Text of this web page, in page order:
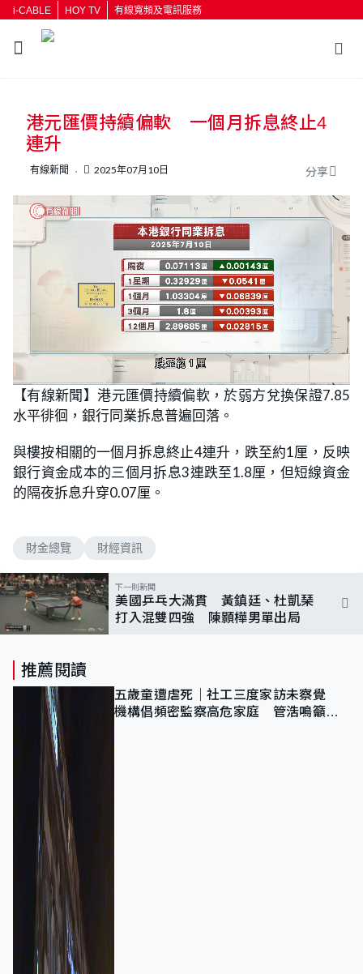
i-CABLE HOY TV 有線寬頻及電訊服務
港元匯價持續偏軟 一個月拆息終止4
連升
有線新聞 2025年07月10日 分享
n
m
o
a
d
e
d
0
0
.
0
【有線新聞】港元匯價持續偏軟，於弱方兌換保證7.85
水平徘徊，銀行同業拆息普遍回落。
與樓按相關的一個月拆息終止4連升，跌至約1厘，反映
銀行資金成本的三個月拆息3連跌至1.8厘，但短線資金
的隔夜拆息升穿0.07厘。
財金總覽 財經資訊
下一則新聞
美國乒乓大滿貫 黃鎮廷、杜凱琹
打入混雙四強 陳顥樺男單出局
推薦閱讀
五歲童遭虐死｜社工三度家訪未察覺
機構倡頻密監察高危家庭 管浩鳴籲加